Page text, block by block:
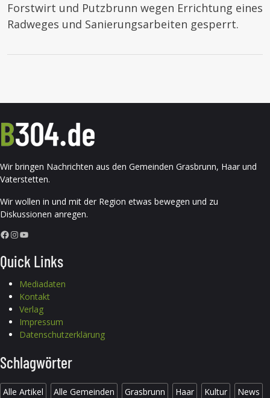
Forstwirt und Putzbrunn wegen Errichtung eines
Radweges und Sanierungsarbeiten gesperrt.
Wir bringen Nachrichten aus den Gemeinden Grasbrunn, Haar und
Vaterstetten.
Wir wollen in und mit der Region etwas bewegen und zu
Diskussionen anregen.
Facebook InstagramYouTube
Quick Links
Mediadaten
Kontakt
Verlag
Impressum
Datenschutzerklärung
Schlagwörter
Alle Artikel Alle Gemeinden Grasbrunn Haar Kultur News